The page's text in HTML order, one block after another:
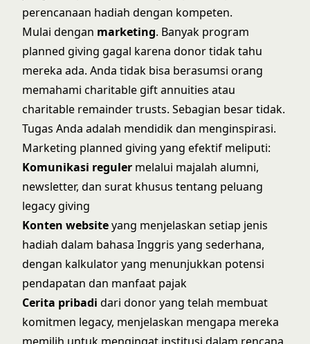
perencanaan hadiah dengan kompeten.
Mulai dengan marketing. Banyak program
planned giving gagal karena donor tidak tahu
mereka ada. Anda tidak bisa berasumsi orang
memahami charitable gift annuities atau
charitable remainder trusts. Sebagian besar tidak.
Tugas Anda adalah mendidik dan menginspirasi.
Marketing planned giving yang efektif meliputi:
Komunikasi reguler melalui majalah alumni,
newsletter, dan surat khusus tentang peluang
legacy giving
Konten websiteyang menjelaskan setiap jenis
hadiah dalam bahasa Inggris yang sederhana,
dengan kalkulator yang menunjukkan potensi
pendapatan dan manfaat pajak
Cerita pribadi dari donor yang telah membuat
komitmen legacy, menjelaskan mengapa mereka